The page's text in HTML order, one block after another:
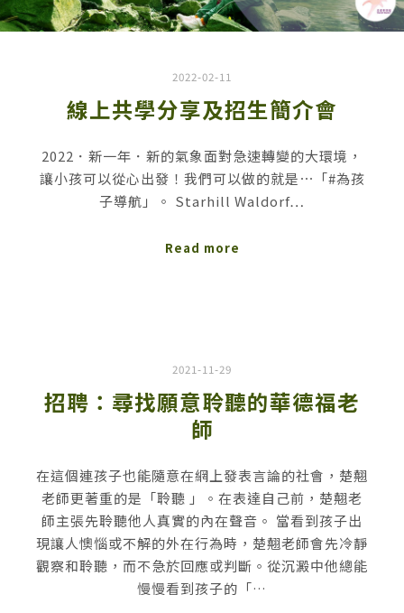
2022-02-11
線上共學分享及招生簡介會
2022．新一年．新的氣象面對急速轉變的大環境，
讓小孩可以從心出發！我們可以做的就是⋯「#為孩
子導航」。 Starhill Waldorf…
Read more
2021-11-29
招聘：尋找願意聆聽的華德福老
師
在這個連孩子也能隨意在網上發表言論的社會，楚翹
老師更著重的是「聆聽 」。在表達自己前，楚翹老
師主張先聆聽他人真實的內在聲音。 當看到孩子出
現讓人懊惱或不解的外在行為時，楚翹老師會先冷靜
觀察和聆聽，而不急於回應或判斷。從沉澱中他總能
慢慢看到孩子的「…